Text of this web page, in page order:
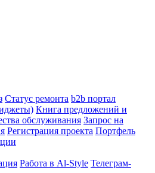
Статус ремонта b2b портал
Книга предложений и
обслуживания Запрос на
Регистрация проекта Портфель
Работа в Al-Style Телеграм-